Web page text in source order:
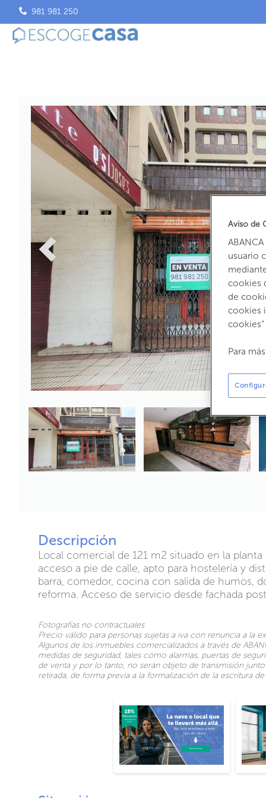
981 981 250
Descripción
Local comercial de 121 m2 situado en la
acceso a pie de calle, apto para hostelería y
barra, comedor, cocina con salida de humos,
reforma. Acceso de servicio desde fachada
Fotografías no contractuales
Precio válido para personas sujetas a iva con renuncia a la
Algunos de los inmuebles comercializados a través de
medidas de seguridad, tales como alarmas, puertas de
de venta y por lo tanto, no serán objeto de transmisión
retirada, de forma previa a la formalización de la escritura
Aviso de
usuario
cookies
de
cookies
cookies”
Para